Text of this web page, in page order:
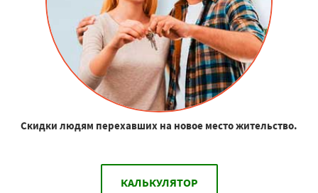
Скидки людям перехавших на новое место жительство.
КАЛЬКУЛЯТОР